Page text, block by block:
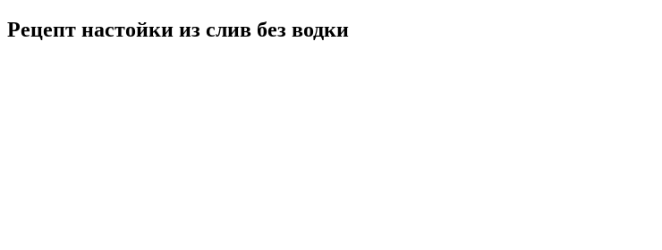
Рецепт настойки из слив без водки